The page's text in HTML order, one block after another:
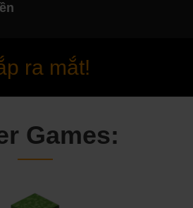
ra mắt!
Games: